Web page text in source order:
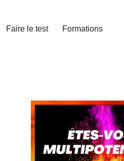
Faire le test
Formations